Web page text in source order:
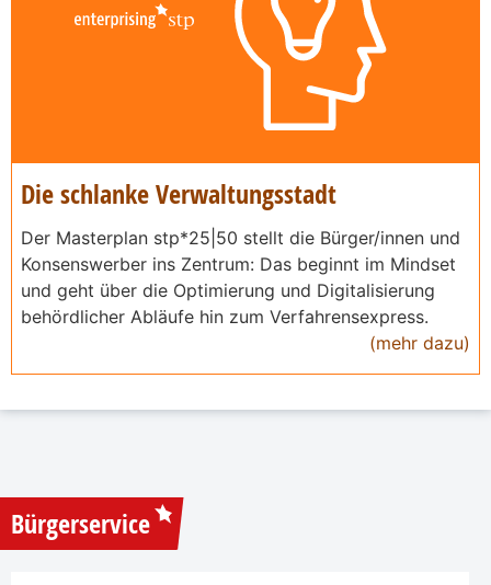
Die schlanke Verwaltungsstadt
Der Masterplan stp*25|50 stellt die Bürger/innen und
Konsenswerber ins Zentrum: Das beginnt im Mindset
und geht über die Optimierung und Digitalisierung
behördlicher Abläufe hin zum Verfahrensexpress.
(mehr dazu)
Bürgerservice